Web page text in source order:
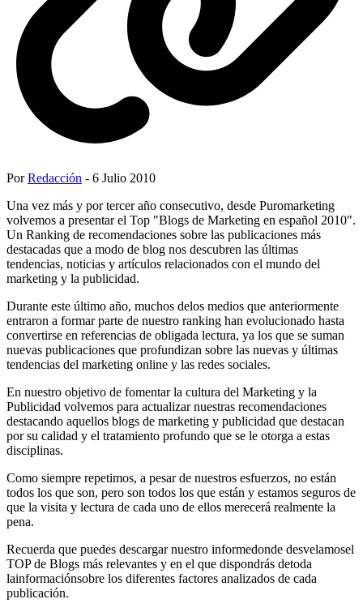
PorRedacción - 6 Julio 2010
Una vez más y por tercer año consecutivo, desde Puromarketing
volvemos a presentar el Top "Blogs de Marketing en español 2010".
Un Ranking de recomendaciones sobre las publicaciones más
destacadas que a modo de blog nos descubren las últimas
tendencias, noticias y artículos relacionados con el mundo del
marketing y la publicidad.
Durante este último año, muchos delos medios que anteriormente
entraron a formar parte de nuestro ranking han evolucionado hasta
convertirse en referencias de obligada lectura, ya los que se suman
nuevas publicaciones que profundizan sobre las nuevas y últimas
tendencias del marketing online y las redes sociales.
En nuestro objetivo de fomentar la cultura del Marketing y la
Publicidad volvemos para actualizar nuestras recomendaciones
destacando aquellos blogs de marketing y publicidad que destacan
por su calidad y el tratamiento profundo que se le otorga a estas
disciplinas.
Como siempre repetimos, a pesar de nuestros esfuerzos, no están
todos los que son, pero son todos los que están y estamos seguros de
que la visita y lectura de cada uno de ellos merecerá realmente la
pena.
Recuerda que puedes descargar nuestro informedonde desvelamosel
TOP de Blogs más relevantes y en el que dispondrás detoda
lainformaciónsobre los diferentes factores analizados de cada
publicación.